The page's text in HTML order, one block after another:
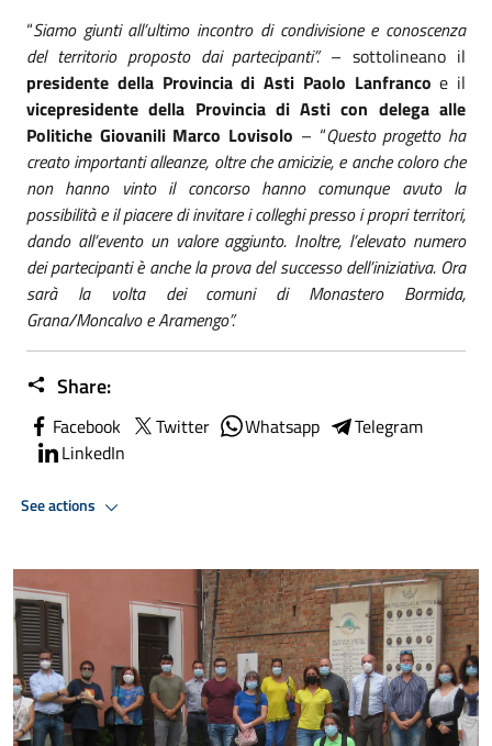
“Siamo giunti all’ultimo incontro di condivisione e conoscenza
del territorio proposto dai partecipanti”.– sottolineano il
presidente della Provincia di Asti Paolo Lanfranco e il
vicepresidente della Provincia di Asti con delega alle
Politiche Giovanili Marco Lovisolo – “Questo progetto ha
creato importanti alleanze, oltre che amicizie, e anche coloro che
non hanno vinto il concorso hanno comunque avuto la
possibilità e il piacere di invitare i colleghi presso i propri territori,
dando all’evento un valore aggiunto. Inoltre, l’elevato numero
dei partecipanti è anche la prova del successo dell’iniziativa. Ora
sarà la volta dei comuni di Monastero Bormida,
Grana/Moncalvo e Aramengo”.
Share:
Facebook Twitter Whatsapp
Telegram
LinkedIn
See actions